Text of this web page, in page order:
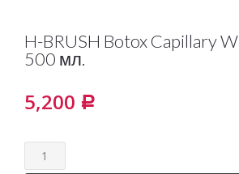
H-BRUSH Botox Capillary
500 мл.
5,200 Р